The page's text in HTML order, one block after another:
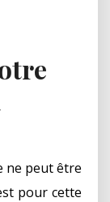
ne peut être
pour cette